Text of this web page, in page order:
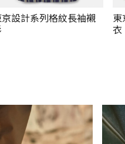
京設計系列格紋長袖襯
東
衣